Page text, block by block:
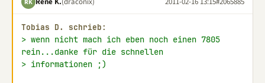
RK
Tobias D. schrieb:
> wenn nicht mach ich eben noch einen 7805
rein...danke für die schnellen
> informationen ;)